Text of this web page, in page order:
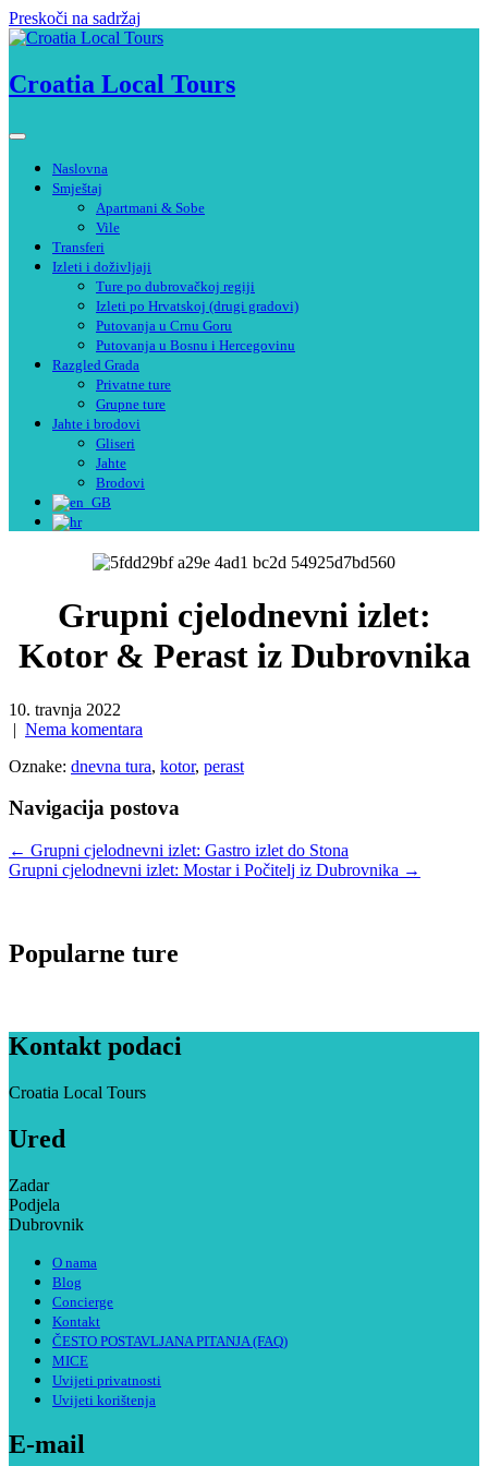
Preskoči na sadržaj
Croatia Local Tours
Naslovna
Smještaj
Apartmani & Sobe
Vile
Transferi
Izleti i doživljaji
Ture po dubrovačkoj regiji
Izleti po Hrvatskoj (drugi gradovi)
Putovanja u Crnu Goru
Putovanja u Bosnu i Hercegovinu
Razgled Grada
Privatne ture
Grupne ture
Jahte i brodovi
Gliseri
Jahte
Brodovi
Grupni cjelodnevni izlet:
Kotor & Perast iz Dubrovnika
10. travnja 2022
| Nema komentara
Oznake: dnevna tura, kotor, perast
Navigacija postova
← Grupni cjelodnevni izlet: Gastro izlet do Stona
Grupni cjelodnevni izlet: Mostar i Počitelj iz Dubrovnika →
Popularne ture
Kontakt podaci
Croatia Local Tours
Ured
Zadar
Podjela
Dubrovnik
O nama
Blog
Concierge
Kontakt
ČESTO POSTAVLJANA PITANJA (FAQ)
MICE
Uvijeti privatnosti
Uvijeti korištenja
E-mail